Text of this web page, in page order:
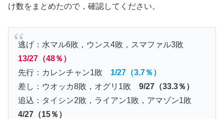
け数をまとめたので，確認してください。
逃げ：水マル6敗，ウンス4敗，スマファル3敗
13/27（48％）
先行：カレンチャン1敗 1/27（3.7％）
差し：ウオッカ8敗，オグリ1敗9/27（33.3％）
追込：タイシン2敗，ライアン1敗，アマゾン1敗
4/27（15％）